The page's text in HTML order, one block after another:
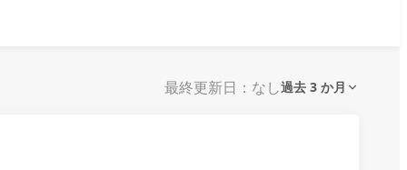
最終更新日：なし過去 3 か月